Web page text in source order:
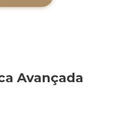
Avançada